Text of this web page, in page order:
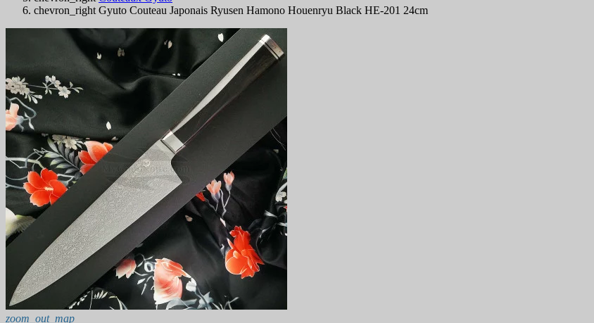
chevron_right Gyuto Couteau Japonais Ryusen Hamono Houenryu Black HE-201 24cm
zoom_out_map